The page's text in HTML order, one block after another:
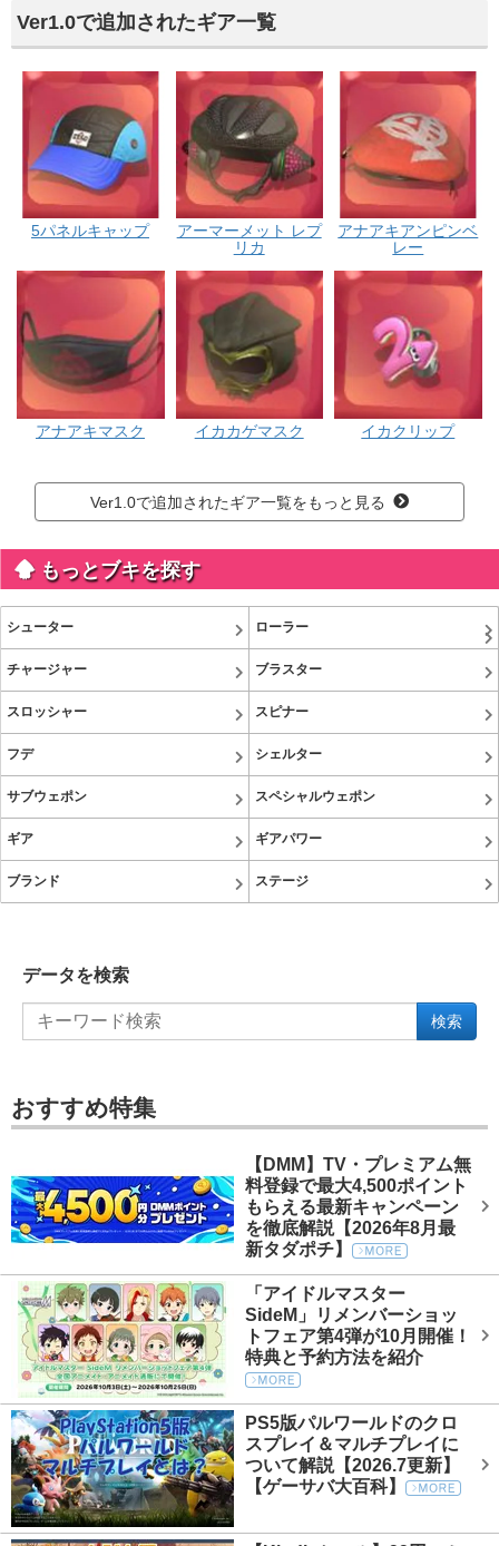
Ver1.0で追加されたギア一覧
5パネルキャップ
アーマーメット レプ
リカ
アナアキアンピンベ
レー
アナアキマスク イカカゲマスク イカクリップ
Ver1.0で追加されたギア一覧をもっと見る
もっとブキを探す
シューター ローラー
チャージャー ブラスター
スロッシャー スピナー
フデ シェルター
サブウェポン スペシャルウェポン
ギア ギアパワー
ブランド ステージ
データを検索
検索
おすすめ特集
【DMM】TV・プレミアム無
料登録で最大4,500ポイント
もらえる最新キャンペーン
を徹底解説【2026年8月最
新タダポチ】
「アイドルマスター
SideM」リメンバーショッ
トフェア第4弾が10月開催！
特典と予約方法を紹介
PS5版パルワールドのクロ
スプレイ＆マルチプレイに
ついて解説【2026.7更新】
【ゲーサバ大百科】